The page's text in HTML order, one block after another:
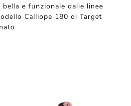
e funzionale dalle linee
Calliope 180 di Target